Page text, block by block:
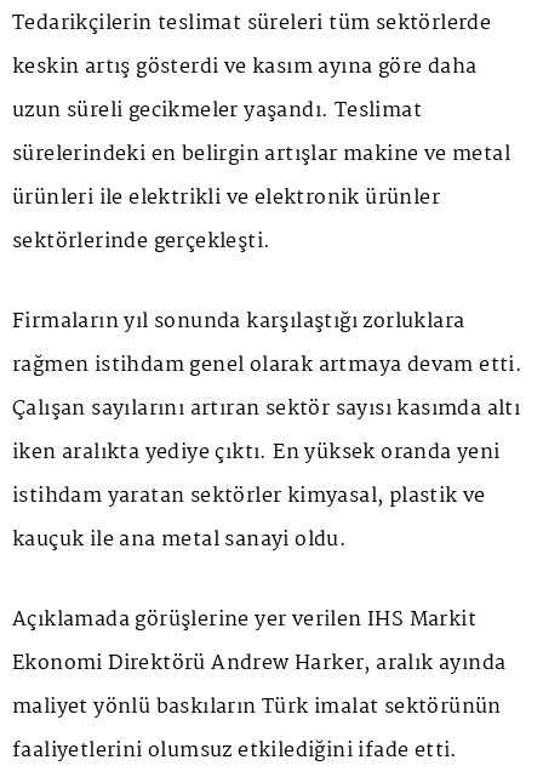
Tedarikçilerin teslimat süreleri tüm sektörlerde
keskin artış gösterdi ve kasım ayına göre daha
uzun süreli gecikmeler yaşandı. Teslimat
sürelerindeki en belirgin artışlar makine ve metal
ürünleri ile elektrikli ve elektronik ürünler
sektörlerinde gerçekleşti.
Firmaların yıl sonunda karşılaştığı zorluklara
rağmen istihdam genel olarak artmaya devam etti.
Çalışan sayılarını artıran sektör sayısı kasımda altı
iken aralıkta yediye çıktı. En yüksek oranda yeni
istihdam yaratan sektörler kimyasal, plastik ve
kauçuk ile ana metal sanayi oldu.
Açıklamada görüşlerine yer verilen IHS Markit
Ekonomi Direktörü Andrew Harker, aralık ayında
maliyet yönlü baskıların Türk imalat sektörünün
faaliyetlerini olumsuz etkilediğini ifade etti.